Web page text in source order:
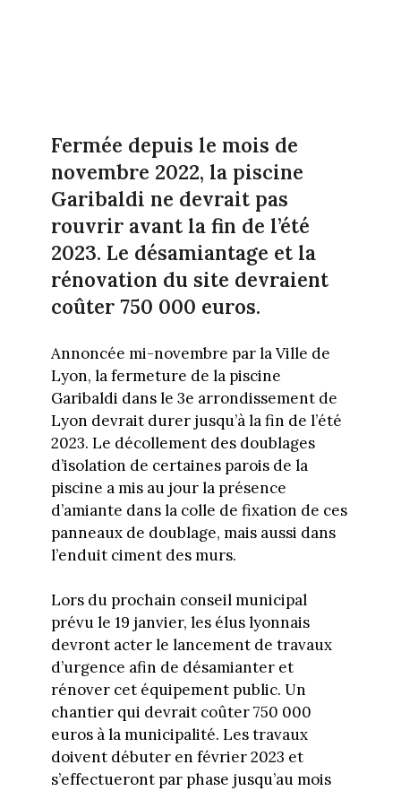
Fermée depuis le mois de
novembre 2022, la piscine
Garibaldi ne devrait pas
rouvrir avant la fin de l’été
2023. Le désamiantage et la
rénovation du site devraient
coûter 750 000 euros.
Annoncée mi-novembre par la Ville de
Lyon, la fermeture de la piscine
Garibaldi dans le 3e arrondissement de
Lyon devrait durer jusqu’à la fin de l’été
2023. Le décollement des doublages
d’isolation de certaines parois de la
piscine a mis au jour la présence
d’amiante dans la colle de fixation de ces
panneaux de doublage, mais aussi dans
l’enduit ciment des murs.
Lors du prochain conseil municipal
prévu le 19 janvier, les élus lyonnais
devront acter le lancement de travaux
d’urgence afin de désamianter et
rénover cet équipement public. Un
chantier qui devrait coûter 750 000
euros à la municipalité. Les travaux
doivent débuter en février 2023 et
s’effectueront par phase jusqu’au mois